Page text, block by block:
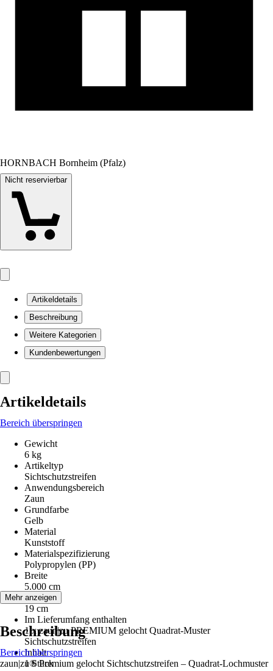
HORNBACH Bornheim (Pfalz)
Nicht reservierbar
Artikeldetails
Beschreibung
Weitere Kategorien
Kundenbewertungen
Artikeldetails
Bereich überspringen
Gewicht
6 kg
Artikeltyp
Sichtschutzstreifen
Anwendungsbereich
Zaun
Grundfarbe
Gelb
Material
Kunststoff
Materialspezifizierung
Polypropylen (PP)
Breite
5.000 cm
Höhe
19 cm
Im Lieferumfang enthalten
1 x zaun|zu PREMIUM gelocht Quadrat-Muster
Sichtschutzstreifen
Inhalt
1 Stück
Mehr anzeigen
Beschreibung
Bereich überspringen
zaun|zu® Premium gelocht Sichtschutzstreifen – Quadrat-Lochmuster